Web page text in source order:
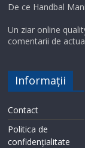
De ce Handbal
Un ziar online
comentarii de
Informații
Contact
Politica de
confidențialitate